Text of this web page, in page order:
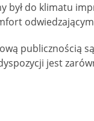
do klimatu
publicznością
jest